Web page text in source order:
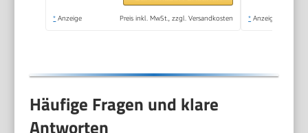
* Anzeige Preis inkl. MwSt., zzgl. Versandkosten * Anzeige
Häufige Fragen und klare
Antworten